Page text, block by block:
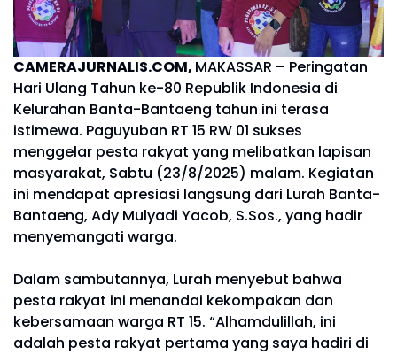
CAMERAJURNALIS.COM, MAKASSAR – Peringatan
Hari Ulang Tahun ke-80 Republik Indonesia di
Kelurahan Banta-Bantaeng tahun ini terasa
istimewa. Paguyuban RT 15 RW 01 sukses
menggelar pesta rakyat yang melibatkan lapisan
masyarakat, Sabtu (23/8/2025) malam. Kegiatan
ini mendapat apresiasi langsung dari Lurah Banta-
Bantaeng, Ady Mulyadi Yacob, S.Sos., yang hadir
menyemangati warga.
Dalam sambutannya, Lurah menyebut bahwa
pesta rakyat ini menandai kekompakan dan
kebersamaan warga RT 15. “Alhamdulillah, ini
adalah pesta rakyat pertama yang saya hadiri di